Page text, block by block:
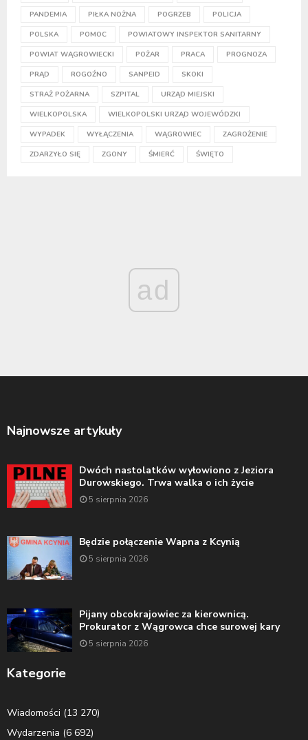
PANDEMIA PIŁKA NOŻNA POGRZEB POLICJA
POLSKA POMOC POWIATOWY INSPEKTOR SANITARNY
POWIAT WĄGROWIECKI POŻAR PRACA PROGNOZA
PRĄD ROGOŹNO SANPEID SKOKI
STRAŻ POŻARNA SZPITAL URZĄD MIEJSKI
WIELKOPOLSKA WIELKOPOLSKI URZĄD WOJEWÓDZKI
WYPADEK WYŁĄCZENIA WĄGROWIEC ZAGROŻENIE
ZDARZYŁO SIĘ ZGONY ŚMIERĆ ŚWIĘTO
ad
Najnowsze artykuły
Dwóch nastolatków wyłowiono z Jeziora
Durowskiego. Trwa walka o ich życie
5 sierpnia 2026
Będzie połączenie Wapna z Kcynią
5 sierpnia 2026
Pijany obcokrajowiec za kierownicą.
Prokurator z Wągrowca chce surowej kary
5 sierpnia 2026
Kategorie
Wiadomości (13 270)
Wydarzenia (6 692)